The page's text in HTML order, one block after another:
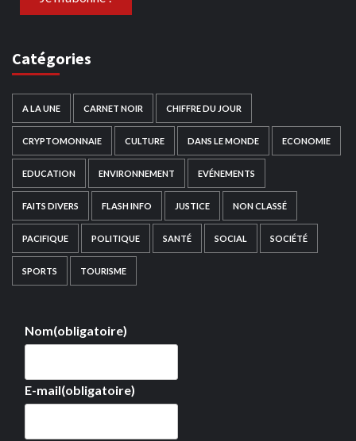
Catégories
A LA UNE CARNET NOIR CHIFFRE DU JOUR
CRYPTOMONNAIE CULTURE DANS LE MONDE ECONOMIE
EDUCATION ENVIRONNEMENT EVÉNEMENTS
FAITS DIVERS FLASH INFO JUSTICE NON CLASSÉ
PACIFIQUE POLITIQUE SANTÉ SOCIAL SOCIÉTÉ
SPORTS TOURISME
Nom(obligatoire)
E-mail(obligatoire)